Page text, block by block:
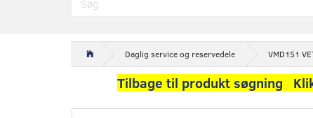
Daglig service og reservedele VMD151
Tilbage til produkt søgning